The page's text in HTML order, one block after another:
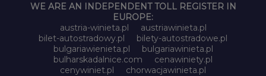
WE ARE AN INDEPENDENT TOLL REGISTER IN
EUROPE:
austria-winieta.pl
austriawinieta.pl
bilet-autostradowy.pl
bilety-autostradowe.pl
bulgariawienieta.pl
bulgariawinieta.pl
bulharskadalnice.com
cenawiniety.pl
cenywiniet.pl
chorwacjawinieta.pl